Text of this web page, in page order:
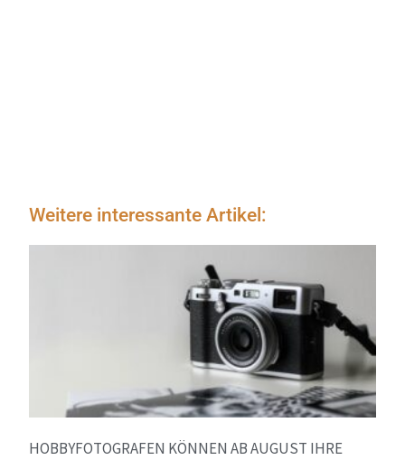
Weitere interessante Artikel:
HOBBYFOTOGRAFEN KÖNNEN AB AUGUST IHRE